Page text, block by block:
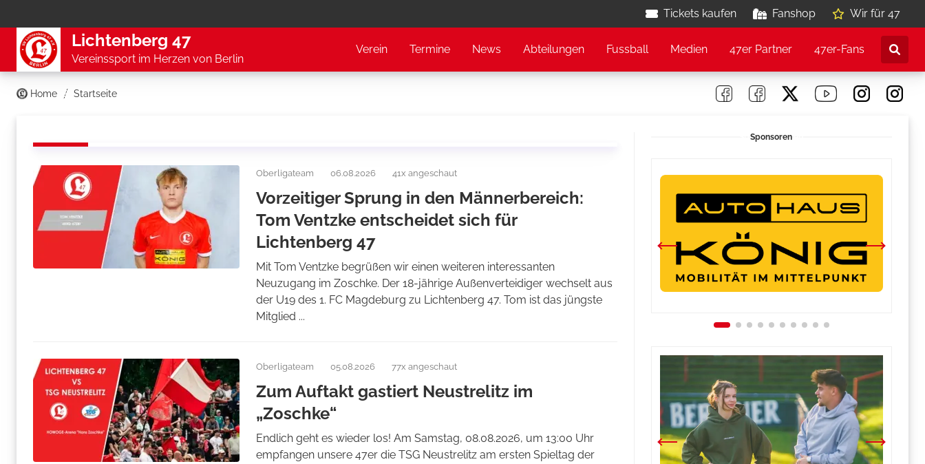
Tickets kaufen Fanshop Wir für 47
Lichtenberg 47
Vereinssport im Herzen von Berlin
Verein Termine News Abteilungen Fussball Medien 47er Partner 47er-Fans
Home Startseite
Oberligateam 06.08.2026 41x angeschaut
Vorzeitiger Sprung in den Männerbereich:
Tom Ventzke entscheidet sich für
Lichtenberg 47
Mit Tom Ventzke begrüßen wir einen weiteren interessanten
Neuzugang im Zoschke. Der 18-jährige Außenverteidiger wechselt aus
der U19 des 1. FC Magdeburg zu Lichtenberg 47. Tom ist das jüngste
Mitglied ...
Oberligateam 05.08.2026 77x angeschaut
Zum Auftakt gastiert Neustrelitz im
„Zoschke“
Endlich geht es wieder los! Am Samstag, 08.08.2026, um 13:00 Uhr
empfangen unsere 47er die TSG Neustrelitz am ersten Spieltag der
Sponsoren